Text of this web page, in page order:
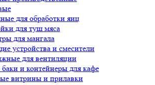
для обработки яиц
для туш мяса
для мангала
устройства и смесители
для вентиляции
и контейнеры для кафе
витрины и прилавки